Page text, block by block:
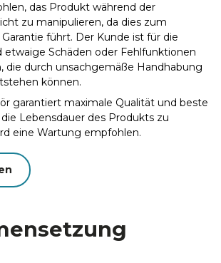
das Produkt während der
zu manipulieren, da dies zum
führt. Der Kunde ist für die
etwaige Schäden oder Fehlfunktionen
die durch unsachgemäße Handhabung
können.
garantiert maximale Qualität und beste
Lebensdauer des Produkts zu
eine Wartung empfohlen.